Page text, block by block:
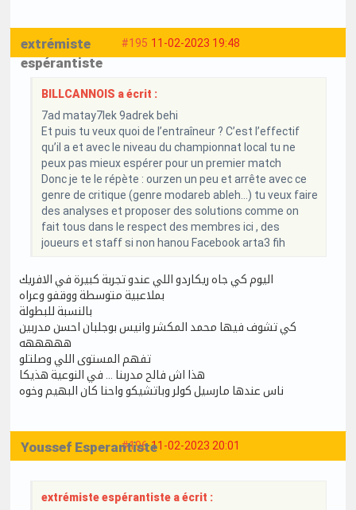
#195 11-02-2023 19:48
extrémiste
espérantiste
BILLCANNOIS a écrit :
7ad matay7lek 9adrek behi
Et puis tu veux quoi de l’entraîneur ? C’est l’effectif
qu’il a et avec le niveau du championnat local tu ne
peux pas mieux espérer pour un premier match
Donc je te le répète : ourzen un peu et arrête avec ce
genre de critique (genre modareb ableh…) tu veux faire
des analyses et proposer des solutions comme on
fait tous dans le respect des membres ici , des
joueurs et staff si non hanou Facebook arta3 fih
اليوم كي جاه ريكاردو اللي عندو تجربة كبيرة في الافريك
بملاعبية متوسطة ووقفو وعراه
بالنسبة للبطولة
كي تشوف فيها محمد المكشر وانيس بوجلبان احسن مدربين
هههههه
تفهم المستوى اللي وصلتلو
هذا اش فالح مدربنا ... في النوعية هذيكا
ناس عندها مارسيل كولر وباتشيكو واحنا كان البهيم وخوه
#196 11-02-2023 20:01
Youssef Esperantiste
extrémiste espérantiste a écrit :